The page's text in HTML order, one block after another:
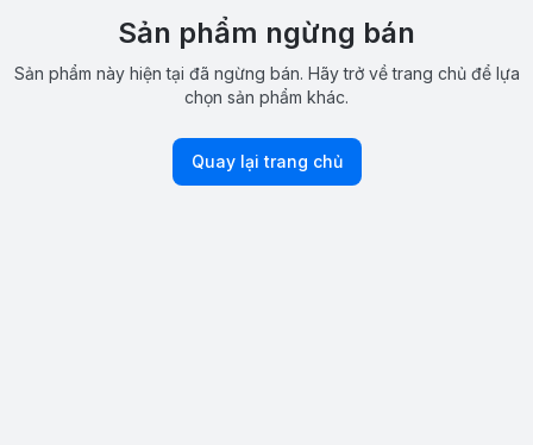
Sản phẩm ngừng bán
Sản phẩm này hiện tại đã ngừng bán. Hãy trở về trang chủ để lựa
chọn sản phẩm khác.
Quay lại trang chủ